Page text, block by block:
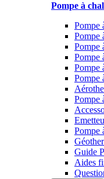
Pompe à
Pompe
Pompe
Pompe
Pompe
Pompe
Pompe
Pompe
Pompe
Guide
Aides